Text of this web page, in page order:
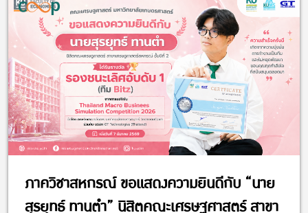
ภาควิชาสหกรณ์ ขอแสดงความยินดีกับ “นาย
สุรยุทธ์ ทานตำ” นิสิตคณะเศรษฐศาสตร์ สาขา